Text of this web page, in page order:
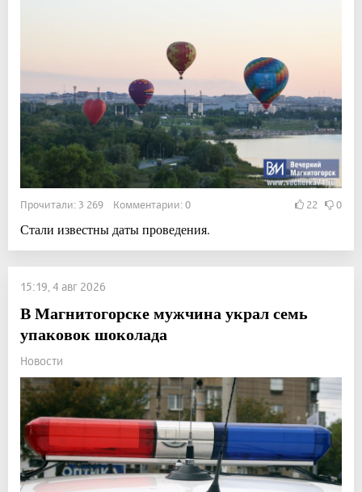
Прочитали: 3 269 Комментарии: 0 22 0
Стали известны даты проведения.
15:19, 4 авг 2026
В Магнитогорске мужчина украл семь
упаковок шоколада
Новости